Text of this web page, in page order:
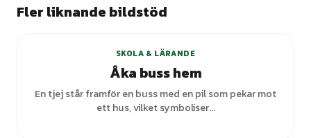
Fler liknande bildstöd
SKOLA & LÄRANDE
Åka buss hem
En tjej står framför en buss med en pil som pekar mot
ett hus, vilket symboliser...